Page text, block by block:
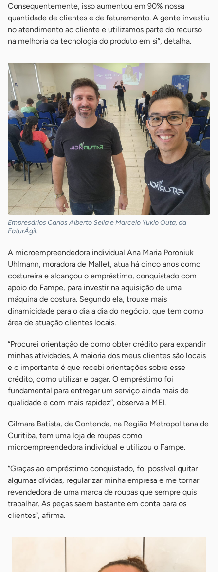
Consequentemente, isso aumentou em 90% nossa
quantidade de clientes e de faturamento. A gente investiu
no atendimento ao cliente e utilizamos parte do recurso
na melhoria da tecnologia do produto em si”, detalha.
Empresários Carlos Alberto Sella e Marcelo Yukio Outa, da
FaturÁgil.
A microempreendedora individual Ana Maria Poroniuk
Uhlmann, moradora de Mallet, atua há cinco anos como
costureira e alcançou o empréstimo, conquistado com
apoio do Fampe, para investir na aquisição de uma
máquina de costura. Segundo ela, trouxe mais
dinamicidade para o dia a dia do negócio, que tem como
área de atuação clientes locais.
“Procurei orientação de como obter crédito para expandir
minhas atividades. A maioria dos meus clientes são locais
e o importante é que recebi orientações sobre esse
crédito, como utilizar e pagar. O empréstimo foi
fundamental para entregar um serviço ainda mais de
qualidade e com mais rapidez”, observa a MEI.
Gilmara Batista, de Contenda, na Região Metropolitana de
Curitiba, tem uma loja de roupas como
microempreendedora individual e utilizou o Fampe.
“Graças ao empréstimo conquistado, foi possível quitar
algumas dívidas, regularizar minha empresa e me tornar
revendedora de uma marca de roupas que sempre quis
trabalhar. As peças saem bastante em conta para os
clientes”, afirma.